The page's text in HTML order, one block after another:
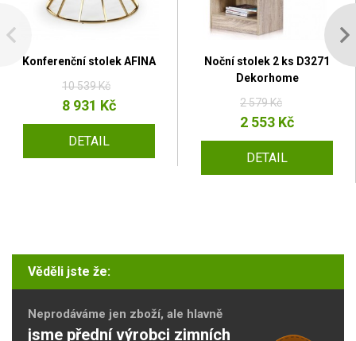
Konferenční stolek AFINA
10 539 Kč
8 931 Kč
DETAIL
Noční stolek 2 ks D3271
Dekorhome
2 579 Kč
2 553 Kč
DETAIL
Věděli jste že:
Neprodáváme jen zboží, ale hlavně
jsme přední výrobci zimních